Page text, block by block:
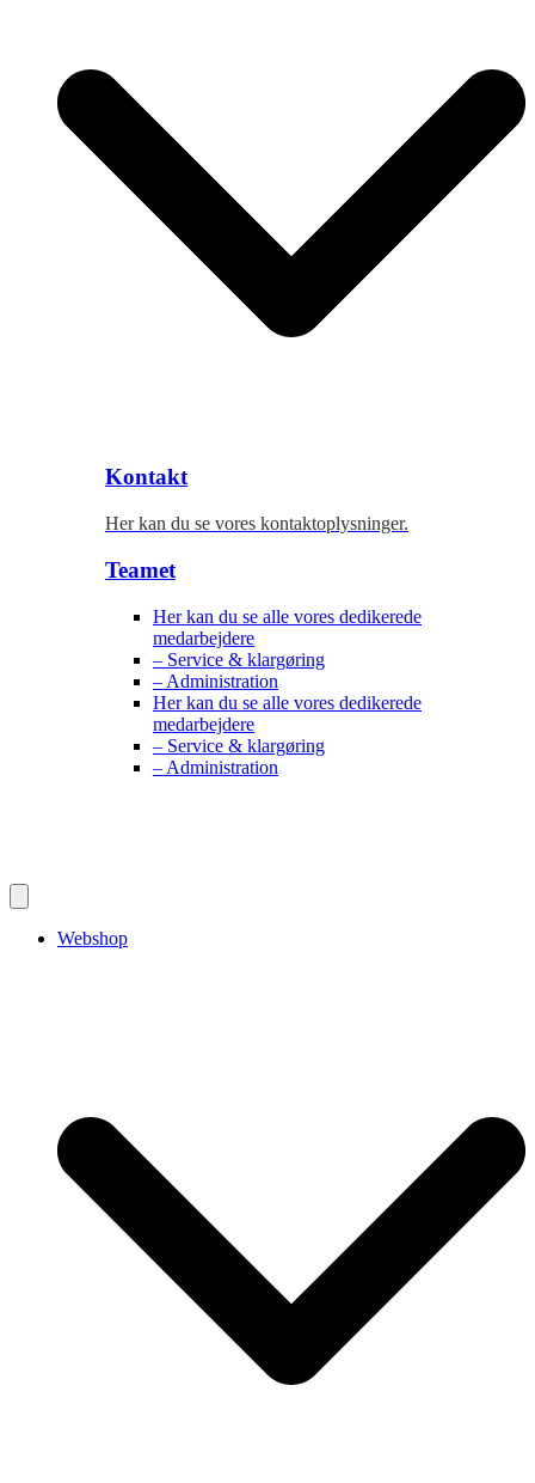
Kontakt
Her kan du se vores kontaktoplysninger.
Teamet
Her kan du se alle vores dedikerede
medarbejdere
– Service & klargøring
– Administration
Her kan du se alle vores dedikerede
medarbejdere
– Service & klargøring
– Administration
Webshop